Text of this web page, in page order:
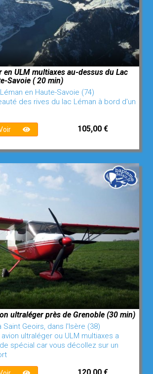
en ULM multiaxes au-dessus du Lac
Savoie ( 20 min)
en Haute-Savoie (74)
des rives du lac Léman à bord d'un
105,00 €
ultraléger près de Grenoble (30 min)
Saint Geoirs, dans l'Isère (38)
ultraléger ou ULM multiaxes a
spécial car vous décollez sur un